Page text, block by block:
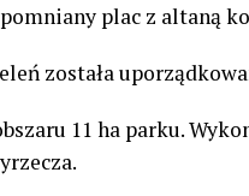
plac z altaną
została
11 ha parku.